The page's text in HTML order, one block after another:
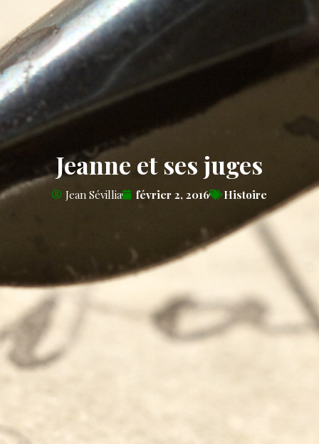
Jeanne et ses juges
Jean Sévillia février 2, 2016 Histoire